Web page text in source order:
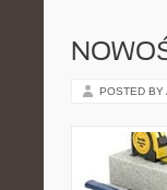
POSTED BY